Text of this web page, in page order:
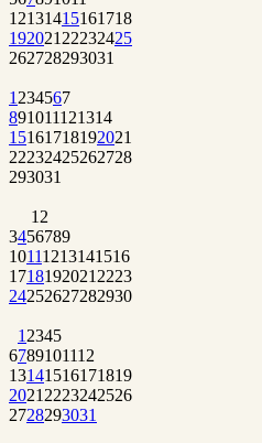
12131415161718
192021 22232425
262728293031
1 234567
891011121314
15161718192021
22232425262728
293031
1 2
3456789
10111213141516
1718192021 2223
24252627282930
1 2345
6789101112
13141516171819
2021 2223242526
2728293031